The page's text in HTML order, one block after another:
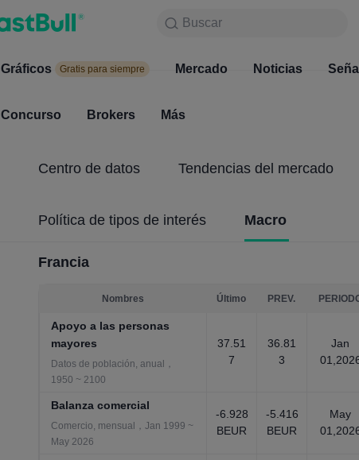
Buscar
Gráficos Gratis para siempre Mercado
Buscar
Productos
Gráficos Gratis para siempre Mercado Noticias
Concurso Brokers Más
Centro de datos Tendencias del mercado
Política de tipos de interés Macro
Francia
Nombres Último PREV.
Apoyo a las personas
mayores
Datos de población, anual，
1950 ~ 2100
37.51
7
36.81
3
Jan
Balanza comercial
Comercio, mensual，Jan 1999 ~
May 2026
-6.928
BEUR
-5.416
BEUR
May